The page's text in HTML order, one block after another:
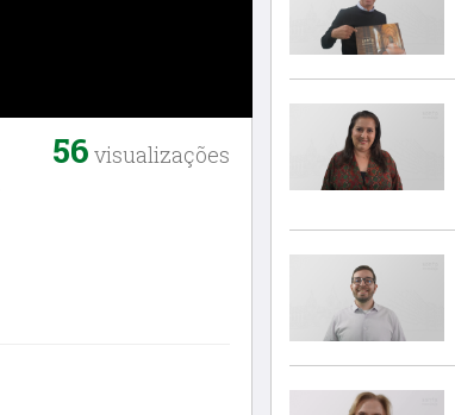
56 visualizações